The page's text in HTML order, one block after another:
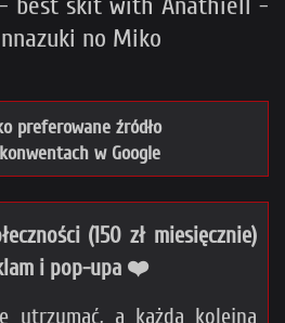
- best skit with Anathiell -
no Miko
preferowane źródło
w Google
(150 zł miesięcznie)
i pop-upa ❤️
utrzymać, a każda kolejna